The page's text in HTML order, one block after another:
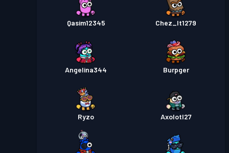
Qasim12345 Chez_It1279
Angelina344 Burpger
Ryzo Axolotl27